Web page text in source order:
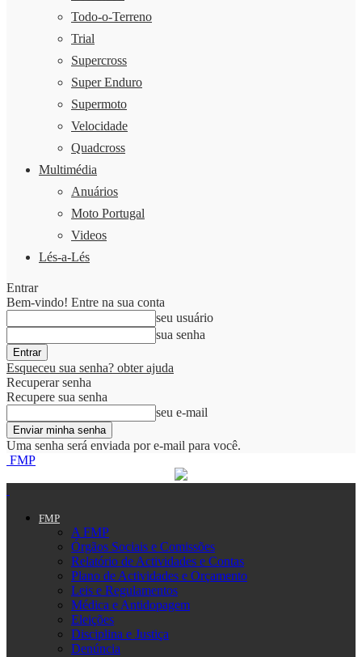
Todo-o-Terreno
Trial
Supercross
Super Enduro
Supermoto
Velocidade
Quadcross
Multimédia
Anuários
Moto Portugal
Videos
Lés-a-Lés
Entrar
Bem-vindo! Entre na sua conta
seu usuário
sua senha
Esqueceu sua senha? obter ajuda
Recuperar senha
Recupere sua senha
seu e-mail
Uma senha será enviada por e-mail para você.
FMP
FMP
A FMP
Órgãos Sociais e Comissões
Relatório de Actividades e Contas
Plano de Actividades e Orçamento
Leis e Regulamentos
Médica e Antidopagem
Eleições
Disciplina e Justiça
Denúncia